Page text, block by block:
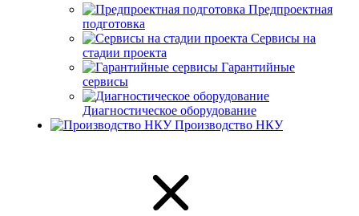
Предпроектная
подготовка
Сервисы на
стадии проекта
Гарантийные
сервисы
Диагностическое оборудование
Производство НКУ